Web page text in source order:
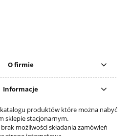
O firmie
Informacje
katalogu produktów które można nabyć
sklepie stacjonarnym.
możliwości składania zamówień